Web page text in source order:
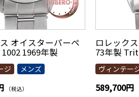
オイスターパーペ
1969年製
ジ メンズ
（税込）
ロレック
73年製
ヴィンテー
589,700円